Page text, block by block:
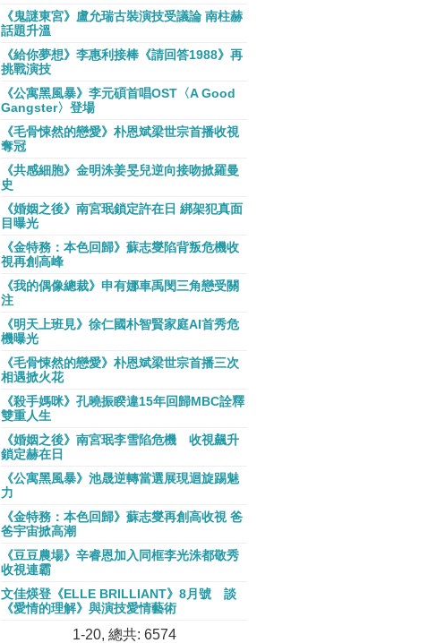
《鬼謎東宮》盧允瑞古裝演技受議論 南柱赫
話題升溫
《給你夢想》李惠利接棒《請回答1988》再
挑戰演技
《公寓黑風暴》李元碩首唱OST〈A Good
Gangster〉登場
《毛骨悚然的戀愛》朴恩斌梁世宗首播收視
奪冠
《共感細胞》金明洙姜旻兒逆向接吻掀羅曼
史
《婚姻之後》南宮珉鎖定許在日 綁架犯真面
目曝光
《金特務：本色回歸》蘇志燮陷背叛危機收
視再創高峰
《我的偶像總裁》申有娜車禹閔三角戀受關
注
《明天上班見》徐仁國朴智賢家庭AI首秀危
機曝光
《毛骨悚然的戀愛》朴恩斌梁世宗首播三次
相遇掀火花
《殺手媽咪》孔曉振睽違15年回歸MBC詮釋
雙重人生
《婚姻之後》南宮珉李雪陷危機 收視飆升
鎖定赫在日
《公寓黑風暴》池晟逆轉當選展現迴旋踢魅
力
《金特務：本色回歸》蘇志燮再創高收視 爸
爸宇宙掀高潮
《豆豆農場》辛睿恩加入同框李光洙都敬秀
收視連霸
文佳煐登《ELLE BRILLIANT》8月號 談
《愛情的理解》與演技愛情藝術
1-20, 總共: 6574